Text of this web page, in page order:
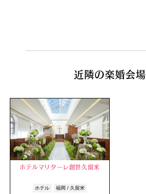
近隣の楽婚会場
ホテルマリターレ創世久留米
ホテル 福岡 / 久留米